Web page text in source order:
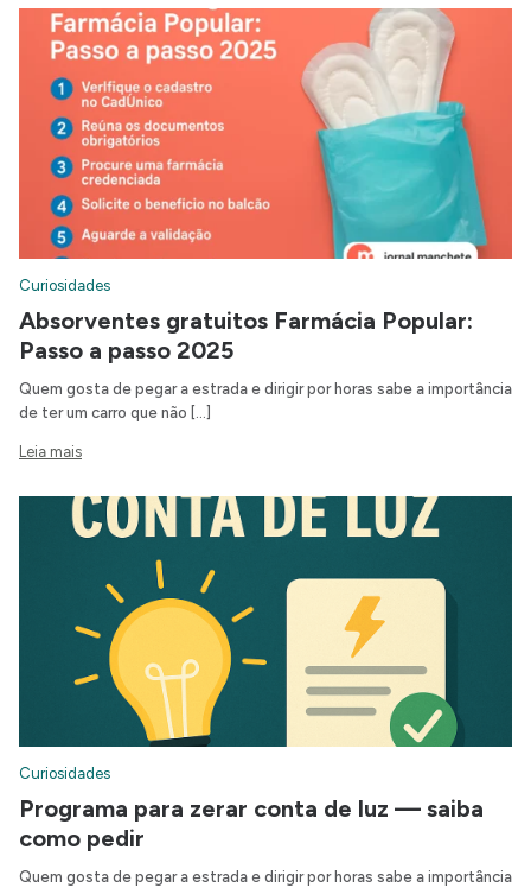
Curiosidades
Absorventes gratuitos Farmácia Popular:
Passo a passo 2025
Quem gosta de pegar a estrada e dirigir por horas sabe a importância
de ter um carro que não […]
Leia mais
Curiosidades
Programa para zerar conta de luz — saiba
como pedir
Quem gosta de pegar a estrada e dirigir por horas sabe a importância